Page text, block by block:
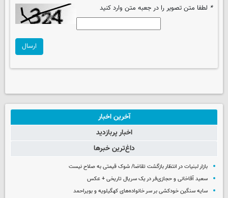
* لطفا متن تصویر را در جعبه متن وارد کنید
ارسال
آخرین اخبار
اخبار پربازدید
داغ‌ترین خبرها
بازار لبنیات در انتظار بازگشت تقاضا/ شوک قیمتی به صلاح نیست
سعید آقاخانی و حجازی‌فر در یک سریال تاریخی + عکس
سایه سنگین خودکشی بر سر خانواده‌های کهگیلویه و بویراحمد